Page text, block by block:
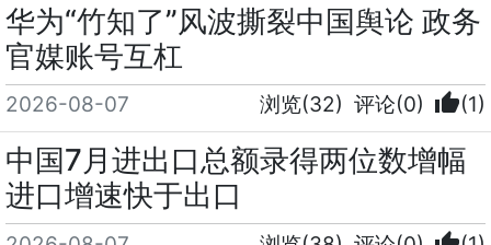
华为“竹知了”风波撕裂中国舆论 政务
官媒账号互杠
2026-08-07 浏览(32) 评论(0) thumb_up(1)
中国7月进出口总额录得两位数增幅
进口增速快于出口